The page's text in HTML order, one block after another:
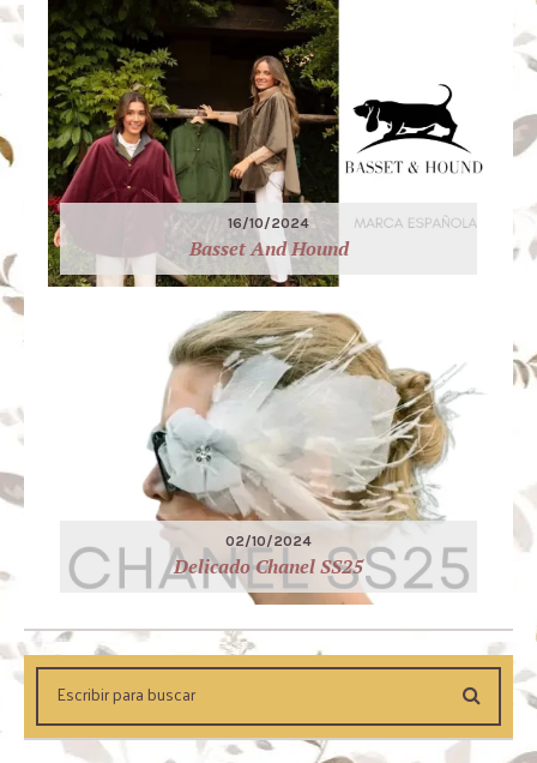
16/10/2024
Basset And Hound
02/10/2024
Delicado Chanel SS25